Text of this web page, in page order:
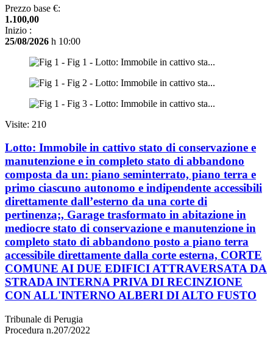
Prezzo base €:
1.100,00
Inizio :
25/08/2026 h 10:00
Visite: 210
Lotto: Immobile in cattivo stato di conservazione e
manutenzione e in completo stato di abbandono
composta da un: piano seminterrato, piano terra e
primo ciascuno autonomo e indipendente accessibili
direttamente dall’esterno da una corte di
pertinenza;, Garage trasformato in abitazione in
mediocre stato di conservazione e manutenzione in
completo stato di abbandono posto a piano terra
accessibile direttamente dalla corte esterna, CORTE
COMUNE AI DUE EDIFICI ATTRAVERSATA DA
STRADA INTERNA PRIVA DI RECINZIONE
CON ALL'INTERNO ALBERI DI ALTO FUSTO
Tribunale di Perugia
Procedura n.207/2022